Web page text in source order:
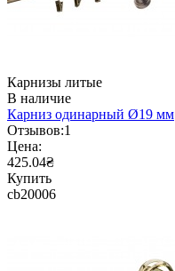
Карнизы литые
В наличие
Карниз одинарный Ø19 мм
Отзывов:1
Цена:
425.04₴
Купить
cb20006